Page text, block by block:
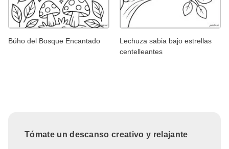
Búho del Bosque Encantado
Lechuza sabia bajo estrellas
centelleantes
Tómate un descanso creativo y relajante